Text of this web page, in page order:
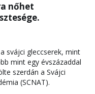
nőhet
svájci gleccserek, mint
mint egy évszázaddal
szerdán a Svájci
(SCNAT).